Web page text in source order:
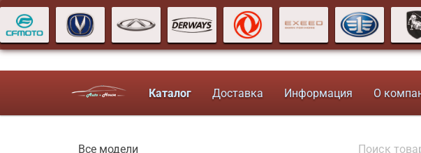
Каталог Доставка Информация О